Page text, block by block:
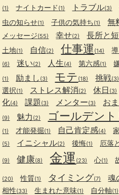
(1) ナイトカード (1) トラブル(3)
虫の知らせ(1) 子供の気持ち(1) 無
メッセージ(55) 幸せ(2) 長所と
土地(1) 自信(2) 仕事運 (14)
(6) 迷い(2) 人生(4) 第六感(1)
(1) 励まし (3) モテ (18) 挑戦(3)
選択(1) ストレス解消(2) 休日 (3)
化(4) 課題 (3) メンター(3) お
(9) 魅力 (2) ゴールデン
(1) 才能発掘(1) 自己肯定感(4)
(5) イニシャル(2) 後悔(1) 厄落
(9) 健康(8) 金運 (23) 心(1)
(20) 性質(1) タイミング(7) 魂
相性(33) 生まれた意味(1) 自分軸(1)